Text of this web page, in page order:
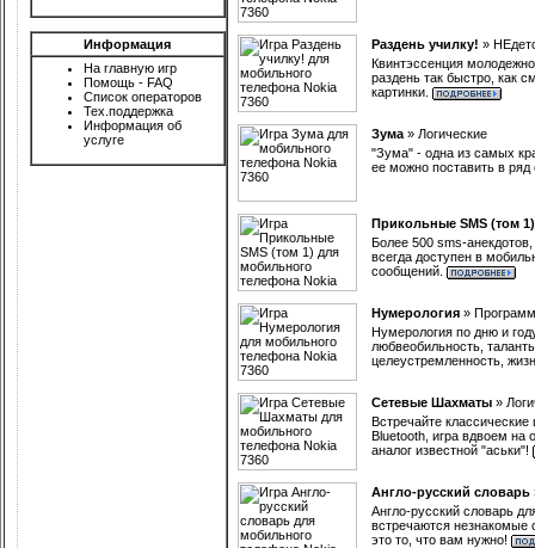
Информация
На главную игр
Помощь - FAQ
Список операторов
Тех.поддержка
Информация об
услуге
Раздень училку! »
Квинтэссенция
раздень так быстро, как
картинки.
Зума » Логические
"Зума" - одна из самых
ее можно поставить в
Прикольные SMS (том 1)
Более 500 sms-
всегда доступен в
сообщений.
Нумерология »
Нумерология по дню и
любвеобильность,
целеустремленность,
Сетевые Шахматы »
Встречайте
Bluetooth, игра вдвоем на
аналог известной "аськи"!
Англо-русский словарь
Англо-русский словарь
встречаются незнакомые
это то, что вам нужно!